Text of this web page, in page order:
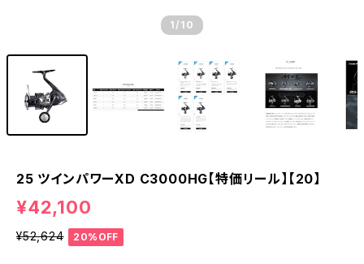
1 /10
25 ツインパワーXD C3000HG【特価リール】【20】
¥42,100
¥52,624 20%OFF